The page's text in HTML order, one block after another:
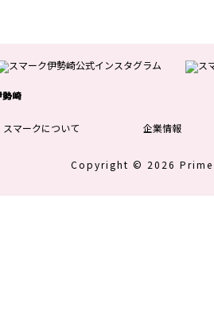
スマークについて 企業情報
Copyright © 2026